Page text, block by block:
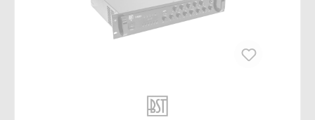
230V~50Hz • Verbrauch: 350W • Bluetooth-
Frequenzband: 2402-2480MHz • Max. HF-
Sendeleistung BT: 12.48dBm